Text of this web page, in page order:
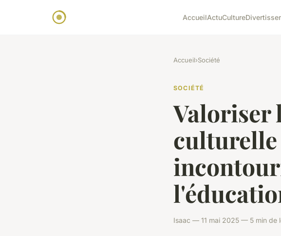
AccueilActuCulture
Accueil›Société
SOCIÉTÉ
Valoriser
culturelle
Isaac — 11 mai 2025 — 5 min de